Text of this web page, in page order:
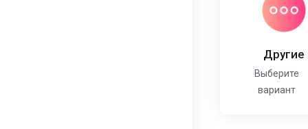
Другие
Выберите
вариант